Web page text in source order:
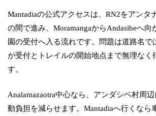
Mantadiaの公式アクセスは、RN2をアンタ
の間で進み、MoramangaからAndasibeへ向
園の受付へ入る流れです。問題は道路名で
が受付とトレイルの開始地点まで無理なく
す。
Analamazaotra中心なら、アンダシベ村周
動負担を減らせます。Mantadiaへ行くなら